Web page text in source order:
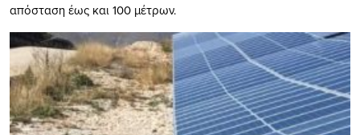
απόσταση έως και 100 μέτρων.